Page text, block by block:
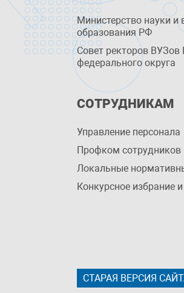
Министерство науки и
образования РФ
Совет ректоров ВУЗов
федерального округа
СОТРУДНИКАМ
Управление персоналa
Профком сотрудников
Локальные
Конкурсное избрание
СТАРАЯ ВЕРСИЯ